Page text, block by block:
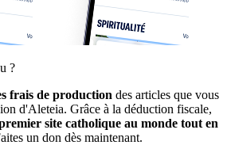
?
frais de production des articles que vous
d'Aleteia. Grâce à la déduction fiscale,
site catholique au monde tout en
un don dès maintenant.